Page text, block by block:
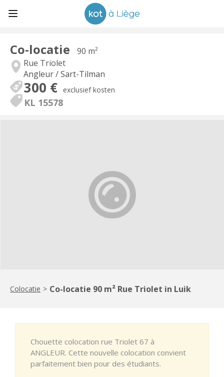
Co-locatie
90 m²
Rue Triolet
Angleur / Sart-Tilman
300 € exclusief kosten
KL 15578
Colocatie > Co-locatie 90 m² Rue Triolet in Luik
Chouette colocation rue Triolet 67 à
ANGLEUR. Cette nouvelle colocation convient
parfaitement bien pour des étudiants.